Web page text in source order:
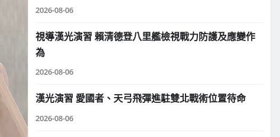
2026-08-06
視導漢光演習 賴清德登八里艦檢視戰力防護及應變作
為
2026-08-06
漢光演習 愛國者、天弓飛彈進駐雙北戰術位置待命
2026-08-06